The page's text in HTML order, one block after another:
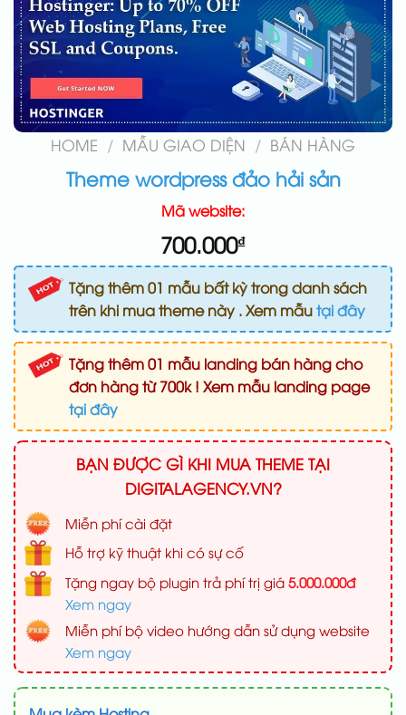
HOME / MẪU GIAO DIỆN / BÁN HÀNG
Theme wordpress đảo hải sản
Mã website:
700.000₫
Tặng thêm 01 mẫu bất kỳ trong danh sách
trên khi mua theme này . Xem mẫutại đây
Tặng thêm 01 mẫu landing bán hàng cho
đơn hàng từ 700k ! Xem mẫu landing page
tại đây
BẠN ĐƯỢC GÌ KHI MUA THEME TẠI
DIGITALAGENCY.VN?
Miễn phí cài đặt
Hỗ trợ kỹ thuật khi có sự cố
Tặng ngay bộ plugin trả phí trị giá 5.000.000đ
Xem ngay
Miễn phí bộ video hướng dẫn sử dụng website
Xem ngay